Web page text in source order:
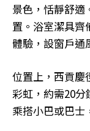
景色，恬靜舒適
置。浴室潔具齊
體驗，設窗戶通
位置上，西貢慶
彩虹，約需20
乘搭小巴或巴士